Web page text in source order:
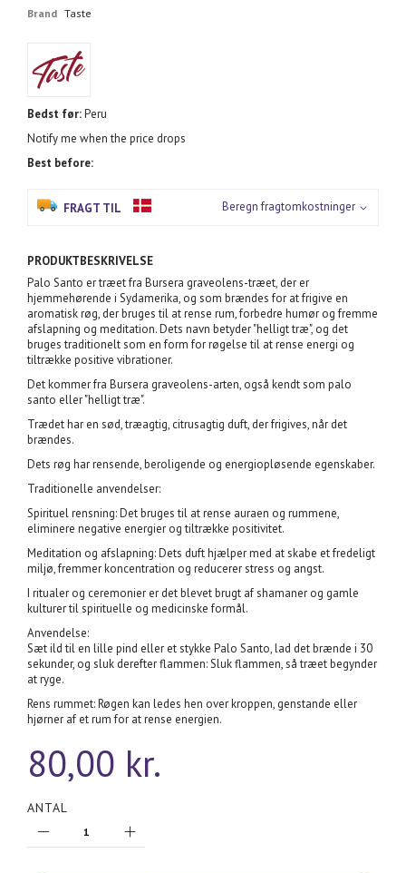
Brand Taste
Bedst før:Peru
Notify me when the price drops
Best before:
FRAGT TIL Beregn fragtomkostninger
PRODUKTBESKRIVELSE
Palo Santo er træet fra Bursera graveolens-træet, der er
hjemmehørende i Sydamerika, og som brændes for at frigive en
aromatisk røg, der bruges til at rense rum, forbedre humør og fremme
afslapning og meditation. Dets navn betyder "helligt træ", og det
bruges traditionelt som en form for røgelse til at rense energi og
tiltrække positive vibrationer.
Det kommer fra Bursera graveolens-arten, også kendt som palo
santo eller "helligt træ".
Trædet har en sød, træagtig, citrusagtig duft, der frigives, når det
brændes.
Dets røg har rensende, beroligende og energiopløsende egenskaber.
Traditionelle anvendelser:
Spirituel rensning: Det bruges til at rense auraen og rummene,
eliminere negative energier og tiltrække positivitet.
Meditation og afslapning: Dets duft hjælper med at skabe et fredeligt
miljø, fremmer koncentration og reducerer stress og angst.
I ritualer og ceremonier er det blevet brugt af shamaner og gamle
kulturer til spirituelle og medicinske formål.
Anvendelse:
Sæt ild til en lille pind eller et stykke Palo Santo, lad det brænde i 30
sekunder, og sluk derefter flammen: Sluk flammen, så træet begynder
at ryge.
Rens rummet: Røgen kan ledes hen over kroppen, genstande eller
hjørner af et rum for at rense energien.
80,00 kr.
ANTAL